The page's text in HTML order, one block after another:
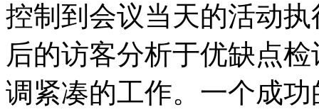
控制到会议当天的活动
后的访客分析于优缺点
调紧凑的工作。一个成